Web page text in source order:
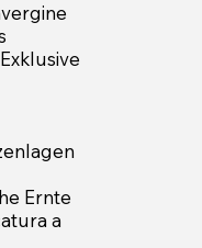
Ernte
a